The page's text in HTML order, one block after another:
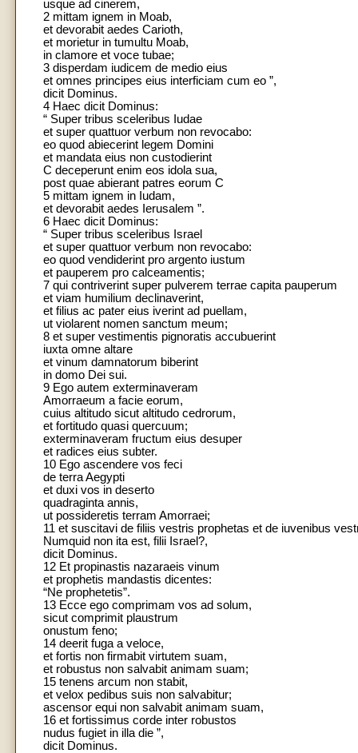
usque ad cinerem,
2 mittam ignem in Moab,
et devorabit aedes Carioth,
et morietur in tumultu Moab,
in clamore et voce tubae;
3 disperdam iudicem de medio eius
et omnes principes eius interficiam cum eo ”,
dicit Dominus.
4 Haec dicit Dominus:
“ Super tribus sceleribus Iudae
et super quattuor verbum non revocabo:
eo quod abiecerint legem Domini
et mandata eius non custodierint
C deceperunt enim eos idola sua,
post quae abierant patres eorum C
5 mittam ignem in Iudam,
et devorabit aedes Ierusalem ”.
6 Haec dicit Dominus:
“ Super tribus sceleribus Israel
et super quattuor verbum non revocabo:
eo quod vendiderint pro argento iustum
et pauperem pro calceamentis;
7 qui contriverint super pulverem terrae capita pauperum
et viam humilium declinaverint,
et filius ac pater eius iverint ad puellam,
ut violarent nomen sanctum meum;
8 et super vestimentis pignoratis accubuerint
iuxta omne altare
et vinum damnatorum biberint
in domo Dei sui.
9 Ego autem exterminaveram
Amorraeum a facie eorum,
cuius altitudo sicut altitudo cedrorum,
et fortitudo quasi quercuum;
exterminaveram fructum eius desuper
et radices eius subter.
10 Ego ascendere vos feci
de terra Aegypti
et duxi vos in deserto
quadraginta annis,
ut possideretis terram Amorraei;
11 et suscitavi de filiis vestris prophetas et de iuvenibus
Numquid non ita est, filii Israel?,
dicit Dominus.
12 Et propinastis nazaraeis vinum
et prophetis mandastis dicentes:
“Ne prophetetis”.
13 Ecce ego comprimam vos ad solum,
sicut comprimit plaustrum
onustum feno;
14 deerit fuga a veloce,
et fortis non firmabit virtutem suam,
et robustus non salvabit animam suam;
15 tenens arcum non stabit,
et velox pedibus suis non salvabitur;
ascensor equi non salvabit animam suam,
16 et fortissimus corde inter robustos
nudus fugiet in illa die ”,
dicit Dominus.